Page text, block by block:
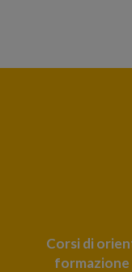
Corsi di
formazione